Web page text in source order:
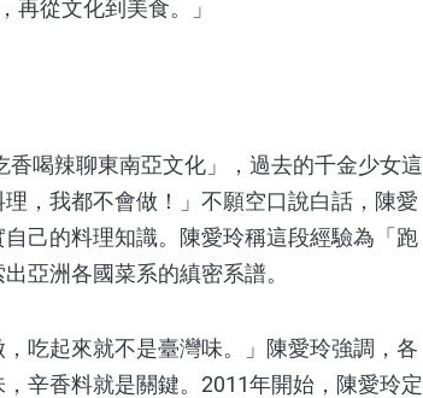
從文化到美食。」
喝辣聊東南亞文化」，過去的千金少女這
，我都不會做！」不願空口說白話，陳愛
己的料理知識。陳愛玲稱這段經驗為「跑
亞洲各國菜系的縝密系譜。
吃起來就不是臺灣味。」陳愛玲強調，各
辛香料就是關鍵。2011年開始，陳愛玲定